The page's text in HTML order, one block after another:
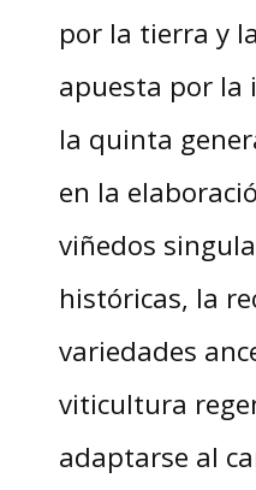
por la tierra y
apuesta por la
la quinta
en la
viñedos
históricas, la
variedades
viticultura
adaptarse al